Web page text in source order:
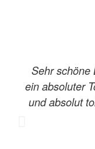
Sehr schöne
ein absoluter
und absolut